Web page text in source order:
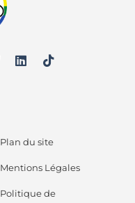
Plan du site
Mentions Légales
Politique de